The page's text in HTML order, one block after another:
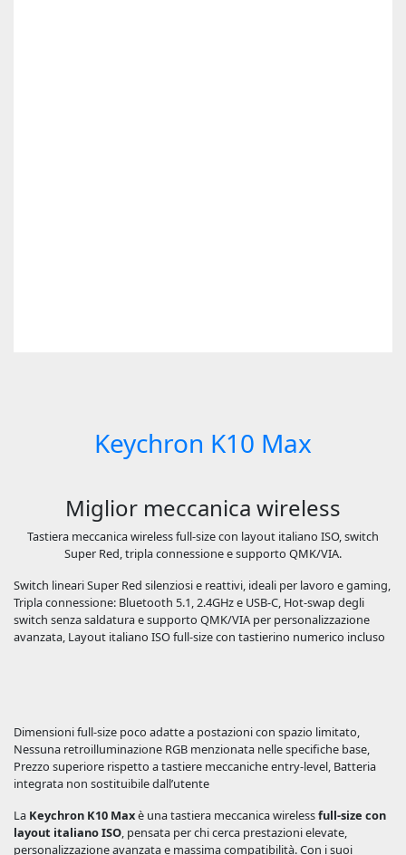
Keychron K10 Max
Miglior meccanica wireless
Tastiera meccanica wireless full-size con layout italiano ISO, switch
Super Red, tripla connessione e supporto QMK/VIA.
Switch lineari Super Red silenziosi e reattivi, ideali per lavoro e gaming,
Tripla connessione: Bluetooth 5.1, 2.4GHz e USB-C, Hot-swap degli
switch senza saldatura e supporto QMK/VIA per personalizzazione
avanzata, Layout italiano ISO full-size con tastierino numerico incluso
Dimensioni full-size poco adatte a postazioni con spazio limitato,
Nessuna retroilluminazione RGB menzionata nelle specifiche base,
Prezzo superiore rispetto a tastiere meccaniche entry-level, Batteria
integrata non sostituibile dall’utente
La Keychron K10 Maxè una tastiera meccanica wirelessfull-size con
layout italiano ISO, pensata per chi cerca prestazioni elevate,
personalizzazione avanzata e massima compatibilità. Con i suoi